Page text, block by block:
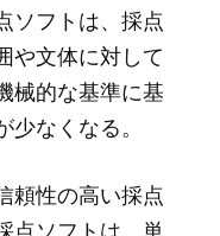
ソフトは、採点
や文体に対して
械的な基準に基
なくなる。
頼性の高い採点
点ソフトは、単